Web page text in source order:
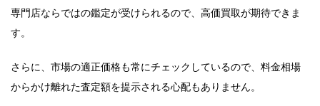
専門店ならではの鑑定が受けられるので、高価買取が期待できま
す。
さらに、市場の適正価格も常にチェックしているので、料金相場
からかけ離れた査定額を提示される心配もありません。